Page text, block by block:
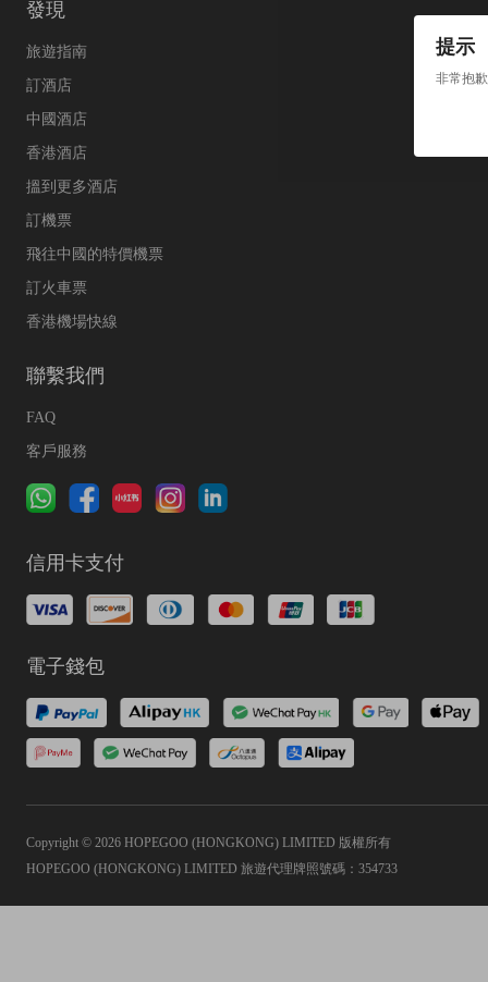
提示
非常抱
發現
旅遊指南
訂酒店
中國酒店
香港酒店
搵到更多酒店
訂機票
飛往中國的特價機票
訂火車票
香港機場快線
聯繫我們
FAQ
客戶服務
信用卡支付
電子錢包
Copyright © 2026 HOPEGOO (HONGKONG) LIMITED 版權所有
HOPEGOO (HONGKONG) LIMITED 旅遊代理牌照號碼：354733